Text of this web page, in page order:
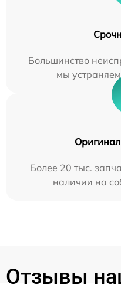
Большинство
мы
Более 20 тыс.
наличии на
Отзывы